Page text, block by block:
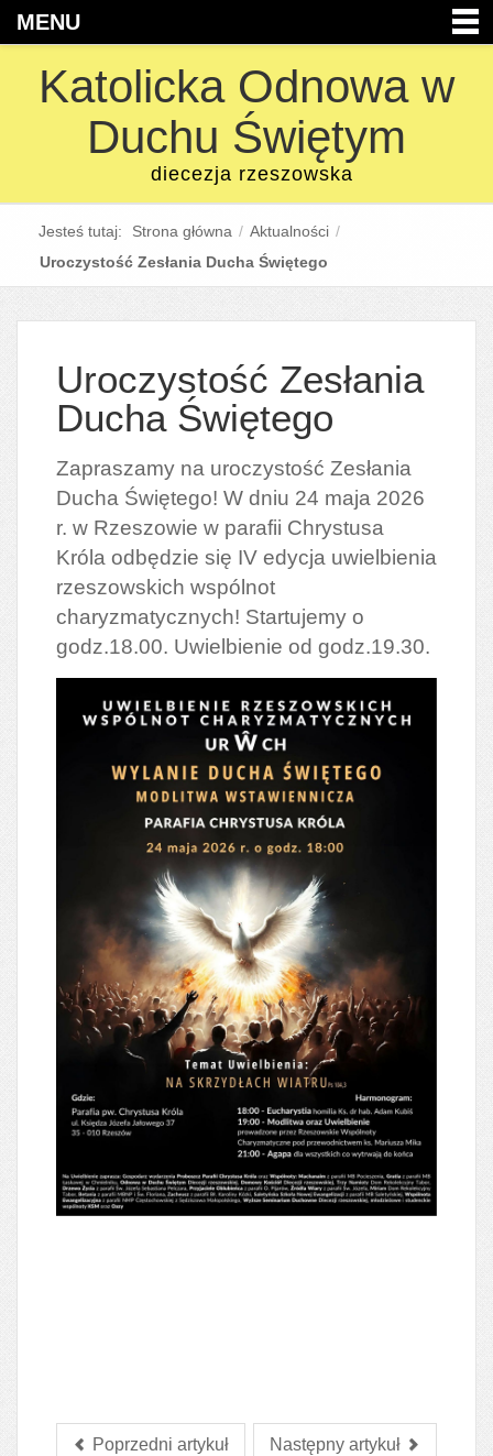
MENU
Katolicka Odnowa w
Duchu Świętym
diecezja rzeszowska
Jesteś tutaj: Strona główna / Aktualności /
Uroczystość Zesłania Ducha Świętego
Uroczystość Zesłania
Ducha Świętego
Zapraszamy na uroczystość Zesłania
Ducha Świętego! W dniu 24 maja 2026
r. w Rzeszowie w parafii Chrystusa
Króla odbędzie się IV edycja uwielbienia
rzeszowskich wspólnot
charyzmatycznych! Startujemy o
godz.18.00. Uwielbienie od godz.19.30.
Poprzedni artykuł Następny artykuł